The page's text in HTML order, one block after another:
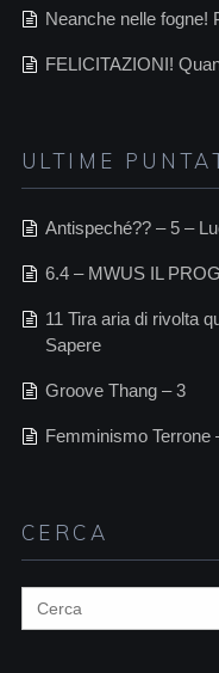
Neanche nelle fogne!
FELICITAZIONI!
ULTIME
Antispeché?? – 5 –
6.4 – MWUS IL
11 Tira aria di rivolta
Sapere
Groove Thang – 3
Femminismo Terrone
CERCA
Search
for: